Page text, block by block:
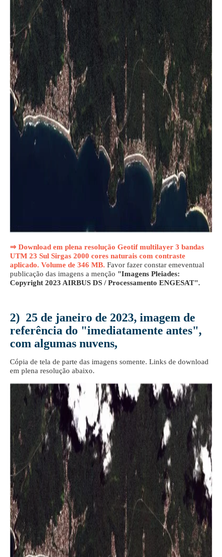
⇒ Download em plena resolução Geotif multilayer 3 bandas
UTM 23 Sul Sirgas 2000 cores naturais com contraste
aplicado. Volume de 346 MB. Favor fazer constar emeventual
publicação das imagens a menção "Imagens Pleiades:
Copyright 2023 AIRBUS DS / Processamento ENGESAT".
2) 25 de janeiro de 2023, imagem de
referência do "imediatamente antes",
com algumas nuvens,
Cópia de tela de parte das imagens somente. Links de download
em plena resolução abaixo.